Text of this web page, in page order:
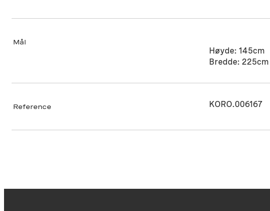
Mål
Høyde: 145cm
Bredde: 225cm
Reference KORO.006167